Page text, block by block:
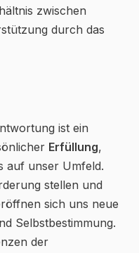
zwischen
durch das
ist ein
Erfüllung,
auf unser Umfeld.
stellen und
sich uns neue
Selbstbestimmung.
der